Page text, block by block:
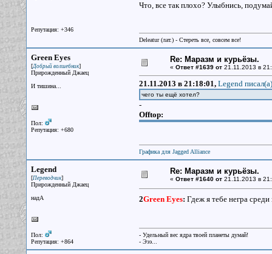
Репутация: +346
Что, все так плохо? Улыбнись,
Deleatur (лат.) - Стереть все, совсем все!
Green Eyes
[Добрый волшебник]
Прирожденный Джаец
И тишина...
Пол:
Репутация: +680
Re: Маразм и курьёзы.
« Ответ #1639 от21.11.2013 в
21.11.2013 в 21:18:01, Legend писал(a)
чего ты ещё хотел?
-
Offtop:
Графика для Jagged Alliance
Legend
[Переводчик]
Прирожденный Джаец
надА
Пол:
Репутация: +864
Re: Маразм и курьёзы.
« Ответ #1640 от21.11.2013 в
2Green Eyes: Гдеж я тебе негра
- Удельный вес ядра твоей планеты думай!
- Эээ...